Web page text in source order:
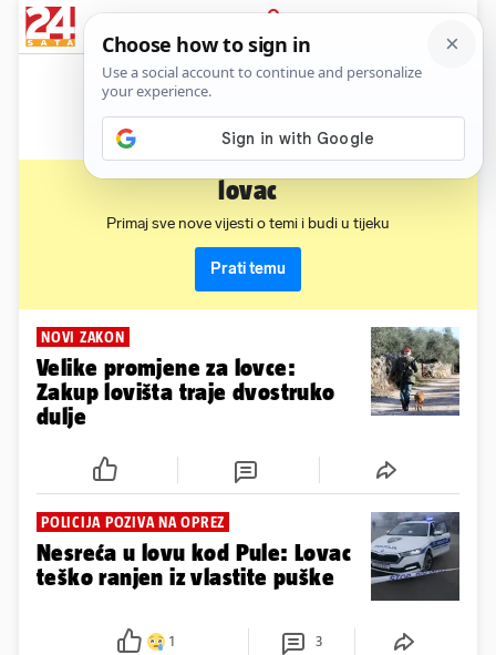
PRIJAVA
News
lovac
Primaj sve nove vijesti o temi i budi u tijeku
Prati temu
NOVI ZAKON
Velike promjene za lovce:
Zakup lovišta traje dvostruko
dulje
POLICIJA POZIVA NA OPREZ
Nesreća u lovu kod Pule: Lovac
teško ranjen iz vlastite puške
1 3